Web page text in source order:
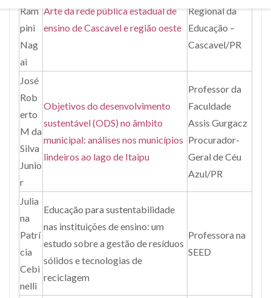
Ram
pini
Nag
ai
Arte da rede pública estadual de
ensino de Cascavel e região oeste
Regional da
Educação –
Cascavel/PR
José
Rob
erto
M da
Silva
Junio
r
Objetivos do desenvolvimento
sustentável (ODS) no âmbito
municipal: análises nos municípios
lindeiros ao lago de Itaipu
Professor da
Faculdade
Assis Gurgacz
Procurador-
Geral de Céu
Azul/PR
Julia
na
Patrí
cia
Cebi
nelli
Educação para sustentabilidade
nas instituições de ensino: um
estudo sobre a gestão de resíduos
sólidos e tecnologias de
reciclagem
Professora na
SEED